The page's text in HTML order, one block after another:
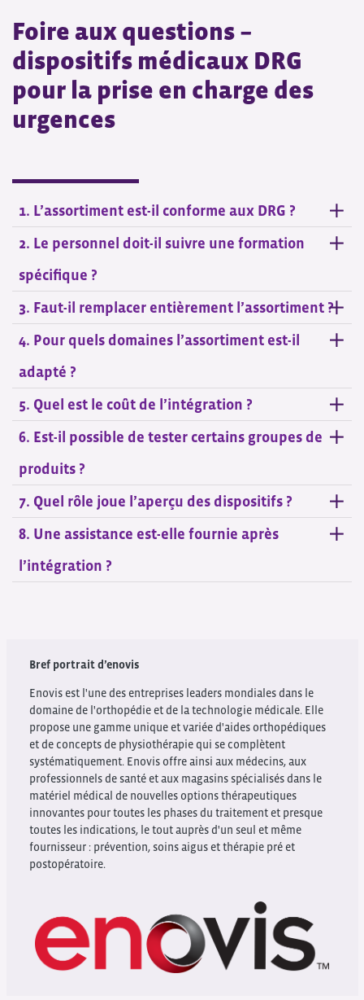
Foire aux questions –
dispositifs médicaux DRG
pour la prise en charge des
urgences
1. L’assortiment est-il conforme aux DRG ?
2. Le personnel doit-il suivre une formation
spécifique ?
3. Faut-il remplacer entièrement l’assortiment ?
4. Pour quels domaines l’assortiment est-il
adapté ?
5. Quel est le coût de l’intégration ?
6. Est-il possible de tester certains groupes de
produits ?
7. Quel rôle joue l’aperçu des dispositifs ?
8. Une assistance est-elle fournie après
l’intégration ?
Bref portrait d’enovis
Enovis est l'une des entreprises leaders mondiales dans le
domaine de l'orthopédie et de la technologie médicale. Elle
propose une gamme unique et variée d'aides orthopédiques
et de concepts de physiothérapie qui se complètent
systématiquement. Enovis offre ainsi aux médecins, aux
professionnels de santé et aux magasins spécialisés dans le
matériel médical de nouvelles options thérapeutiques
innovantes pour toutes les phases du traitement et presque
toutes les indications, le tout auprès d'un seul et même
fournisseur : prévention, soins aigus et thérapie pré et
postopératoire.